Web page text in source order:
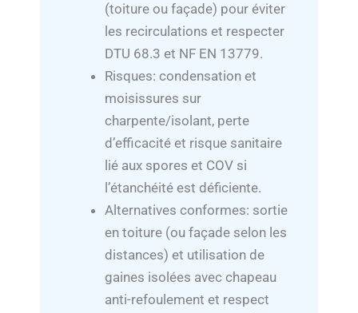
(toiture ou façade) pour éviter
les recirculations et respecter
DTU 68.3 et NF EN 13779.
Risques: condensation et
moisissures sur
charpente/isolant, perte
d’efficacité et risque sanitaire
lié aux spores et COV si
l’étanchéité est déficiente.
Alternatives conformes: sortie
en toiture (ou façade selon les
distances) et utilisation de
gaines isolées avec chapeau
anti-refoulement et respect